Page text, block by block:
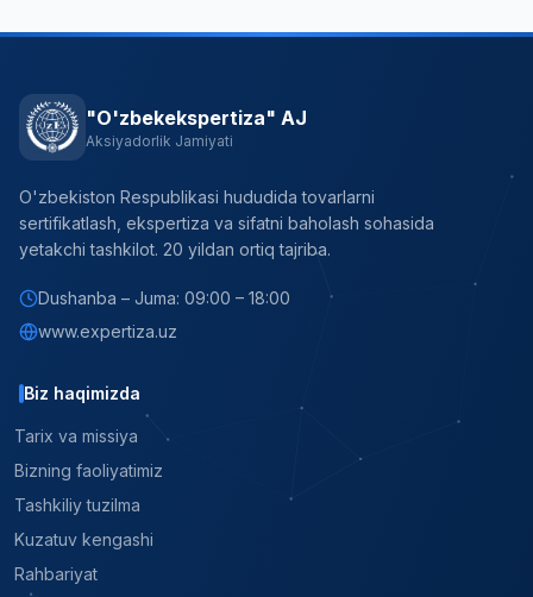
"O'zbekekspertiza" AJ
Aksiyadorlik Jamiyati
O'zbekiston Respublikasi hududida tovarlarni
sertifikatlash, ekspertiza va sifatni baholash sohasida
yetakchi tashkilot. 20 yildan ortiq tajriba.
Dushanba – Juma: 09:00 – 18:00
www.expertiza.uz
Biz haqimizda
Tarix va missiya
Bizning faoliyatimiz
Tashkiliy tuzilma
Kuzatuv kengashi
Rahbariyat